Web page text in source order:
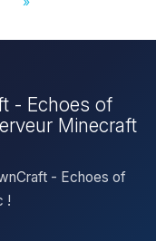
- Echoes of
Minecraft
- Echoes of
!